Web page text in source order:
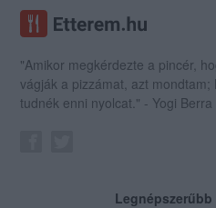
"Amikor megkérdezte a pincér,
vágják a pizzámat, azt
tudnék enni nyolcat." - Yogi Berra